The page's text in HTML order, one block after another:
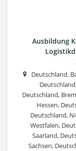
Ausbildung
Deutschland,
Deutschland,
Hessen,
Deutschland,
Westfalen,
Saarland,
Sachsen,